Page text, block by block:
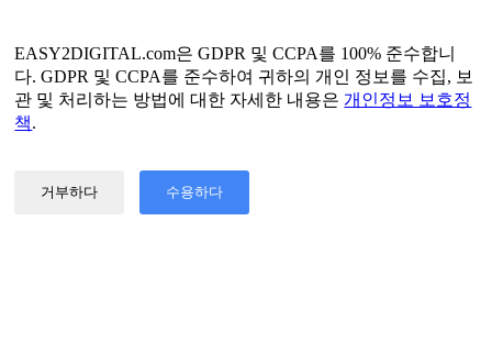
EASY2DIGITAL.com은 GDPR 및 CCPA를 100% 준수합니
다. GDPR 및 CCPA를 준수하여 귀하의 개인 정보를 수집, 보
관 및 처리하는 방법에 대한 자세한 내용은개인정보 보호정
책.
거부하다 수용하다
프랑스 국민
한국인